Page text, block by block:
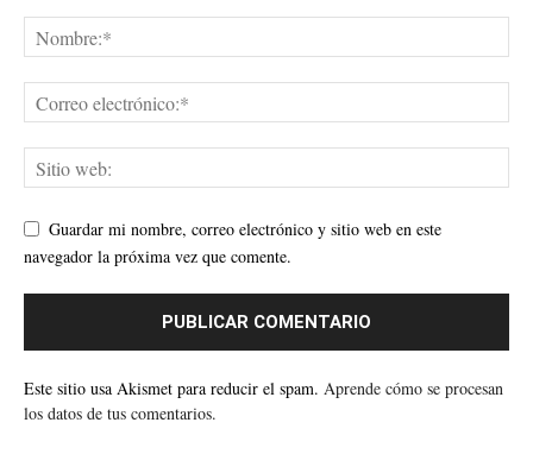
Guardar mi nombre, correo electrónico y sitio web en este
navegador la próxima vez que comente.
Este sitio usa Akismet para reducir el spam. Aprende cómo se procesan
los datos de tus comentarios.